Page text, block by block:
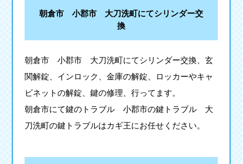
朝倉市 小郡市 大刀洗町にてシリンダー交
換
朝倉市 小郡市 大刀洗町にてシリンダー交換、玄
関解錠、インロック、金庫の解錠、ロッカーやキャ
ビネットの解錠、鍵の修理、行ってます。
朝倉市にて鍵のトラブル 小郡市の鍵トラブル 大
刀洗町の鍵トラブルはカギ王にお任せください。